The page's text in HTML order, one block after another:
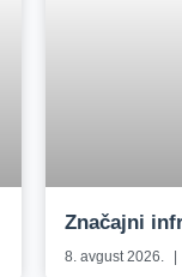
Značajni
8. avgust 2026.